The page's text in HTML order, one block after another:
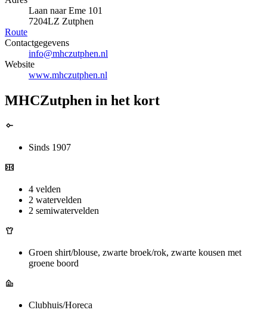
Laan naar Eme 101
7204LZ Zutphen
Route
Contactgegevens
info@mhczutphen.nl
Website
www.mhczutphen.nl
MHCZutphen in het kort
Sinds 1907
4 velden
2 watervelden
2 semiwatervelden
Groen shirt/blouse, zwarte broek/rok, zwarte kousen met
groene boord
Clubhuis/Horeca